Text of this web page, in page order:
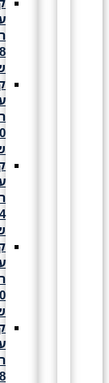
עזרה
שעות
קורס
עזרה
שעות
קורס
עזרה
שעות
קורס
עזרה
שעות
קורס
עזרה